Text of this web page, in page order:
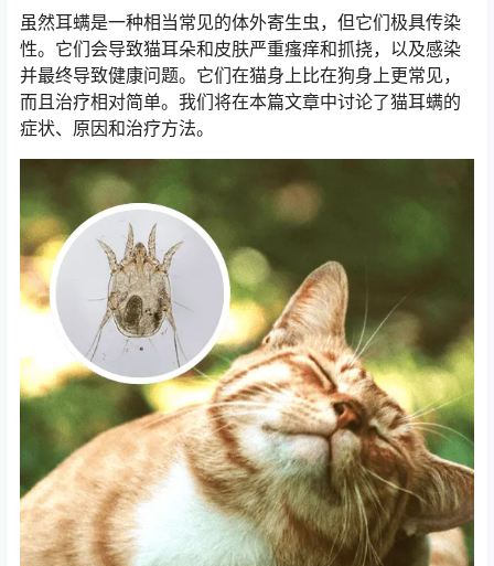
虽然耳螨是一种相当常见的体外寄生虫，但它们极具传染
性。它们会导致猫耳朵和皮肤严重瘙痒和抓挠，以及感染
并最终导致健康问题。它们在猫身上比在狗身上更常见，
而且治疗相对简单。我们将在本篇文章中讨论了猫耳螨的
症状、原因和治疗方法。